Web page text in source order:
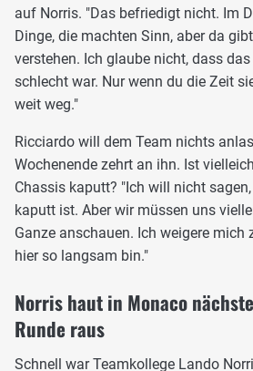
auf Norris. "Das befriedigt nicht. Im
Dinge, die machten Sinn, aber da
verstehen. Ich glaube nicht, dass
schlecht war. Nur wenn du die Zeit
weit weg."
Ricciardo will dem Team nichts
Wochenende zehrt an ihn. Ist
Chassis kaputt? "Ich will nicht
kaputt ist. Aber wir müssen uns
Ganze anschauen. Ich weigere mich
hier so langsam bin."
Norris haut in Monaco
Runde raus
Schnell war Teamkollege Lando